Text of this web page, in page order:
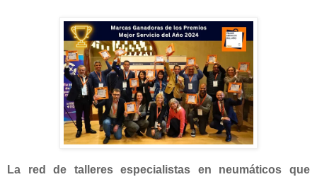
La red de talleres especialistas en neumáticos que